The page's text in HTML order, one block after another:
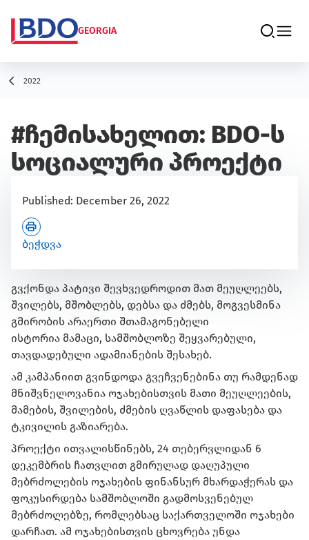
GEORGIA
2022
#ჩემისახელით: BDO-ს
სოციალური პროექტი
გვქონდა პატივი შევხვედროდით მათ მეუღლეებს,
შვილებს, მშობლებს, დებსა და ძმებს, მოგვესმინა
გმირობის არაერთი შთამაგონებელი
ისტორია მამაცი, სამშობლოზე შეყვარებული,
თავდადებული ადამიანების შესახებ.
ამ კამპანიით გვინდოდა გვეჩვენებინა თუ რამდენად
მნიშვნელოვანია ოჯახებისთვის მათი მეუღლეების,
მამების, შვილების, ძმების ღვაწლის დაფასება და
ტკივილის გაზიარება.
პროექტი ითვალისწინებს, 24 თებერვლიდან 6
დეკემბრის ჩათვლით გმირულად დაღუპული
მებრძოლების ოჯახების ფინანსურ მხარდაჭერას და
ფოკუსირდება სამშობლოში გადმოსვენებულ
მებრძოლებზე, რომლებსაც საქართველოში ოჯახები
დარჩათ. ამ ოჯახებისთვის ცხოვრება უნდა
Published: December 26, 2022
Ბეჭდვა